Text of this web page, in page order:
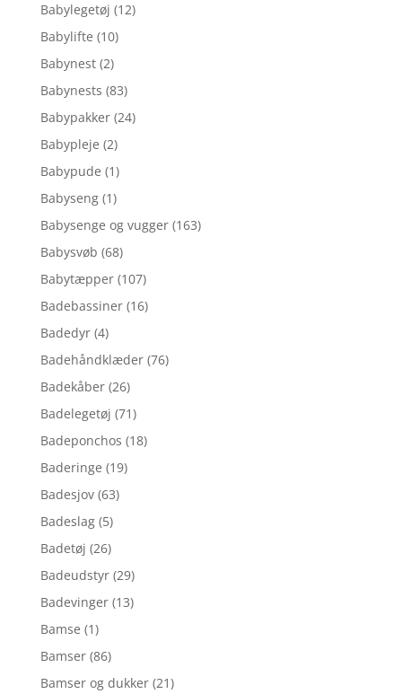
Babylegetøj (12)
Babylifte (10)
Babynest (2)
Babynests (83)
Babypakker (24)
Babypleje (2)
Babypude (1)
Babyseng (1)
Babysenge og vugger (163)
Babysvøb (68)
Babytæpper (107)
Badebassiner (16)
Badedyr (4)
Badehåndklæder (76)
Badekåber (26)
Badelegetøj (71)
Badeponchos (18)
Baderinge (19)
Badesjov (63)
Badeslag (5)
Badetøj (26)
Badeudstyr (29)
Badevinger (13)
Bamse (1)
Bamser (86)
Bamser og dukker (21)